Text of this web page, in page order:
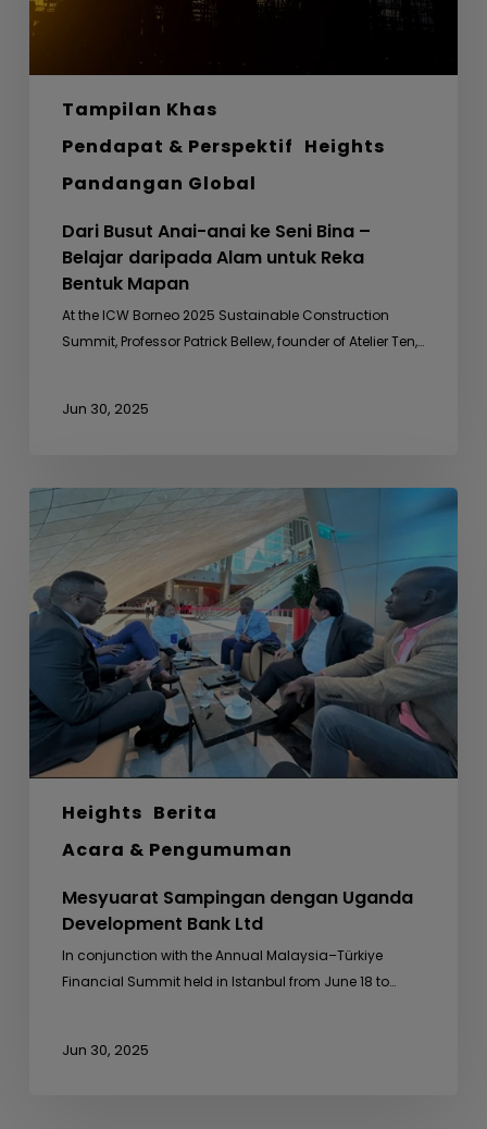
Tampilan Khas
Pendapat & Perspektif Heights
Pandangan Global
Belajar
daripada
Reka
Bentuk
Dari Busut Anai-anai ke Seni Bina –
Belajar daripada Alam untuk Reka
Bentuk Mapan
At the ICW Borneo 2025 Sustainable Construction
Summit, Professor Patrick Bellew, founder of Atelier Ten,…
Jun 30, 2025
Heights Berita
Acara & Pengumuman
Mesyuarat
Sampingan
Uganda
Development
Bank
Mesyuarat Sampingan dengan Uganda
Development Bank Ltd
In conjunction with the Annual Malaysia–Türkiye
Financial Summit held in Istanbul from June 18 to…
Jun 30, 2025